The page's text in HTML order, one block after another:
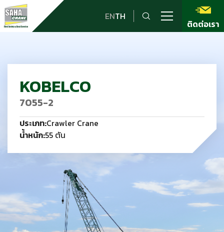
ENTH
ติดต่อเรา
KOBELCO
7055-2
ประเภท:Crawler Crane
น้ำหนัก:55 ตัน